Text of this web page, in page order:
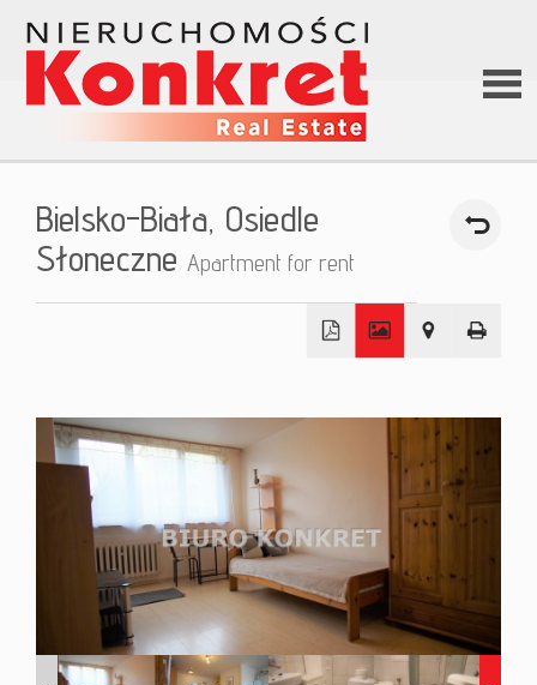
Home
Bielsko-Biała, Osiedle
Słoneczne Apartment for rent
−